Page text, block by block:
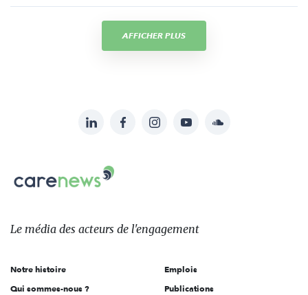
AFFICHER PLUS
sur:
LinkedInFacebookInstagramYouTubeSoundcloud
Carenews,
Le
des
l'engagement
Le média des acteurs de l'engagement
Notre histoire
Qui sommes-nous ?
Emplois
Publications